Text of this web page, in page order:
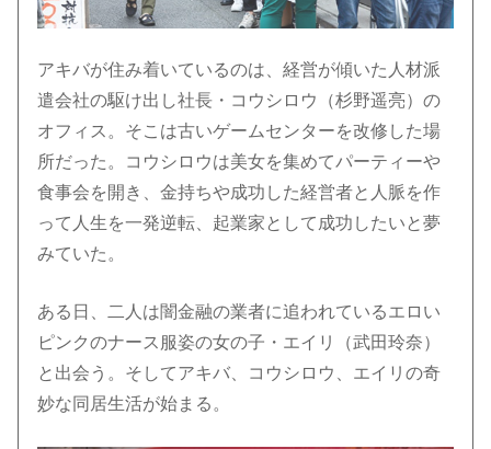
アキバが住み着いているのは、経営が傾いた人材派
遣会社の駆け出し社長・コウシロウ（杉野遥亮）の
オフィス。そこは古いゲームセンターを改修した場
所だった。コウシロウは美女を集めてパーティーや
食事会を開き、金持ちや成功した経営者と人脈を作
って人生を一発逆転、起業家として成功したいと夢
みていた。
ある日、二人は闇金融の業者に追われているエロい
ピンクのナース服姿の女の子・エイリ（武田玲奈）
と出会う。そしてアキバ、コウシロウ、エイリの奇
妙な同居生活が始まる。